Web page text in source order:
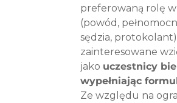
preferowaną rolę
(powód,
sędzia,
zainteresowane
jako uczestnicy
wypełniając
Ze względu na